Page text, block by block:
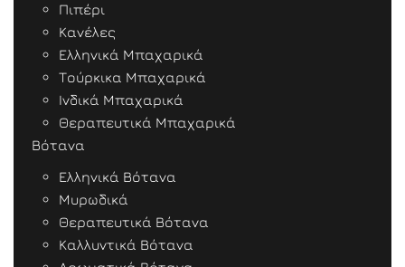
Πιπέρι
Κανέλες
Ελληνικά Μπαχαρικά
Τούρκικα Μπαχαρικά
Ινδικά Μπαχαρικά
Θεραπευτικά Μπαχαρικά
Βότανα
Ελληνικά Βότανα
Μυρωδικά
Θεραπευτικά Βότανα
Καλλυντικά Βότανα